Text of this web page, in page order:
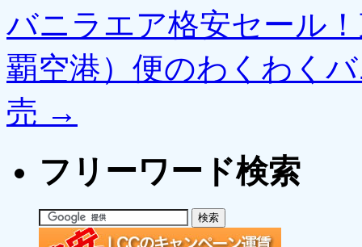
バニラエア格安セール
覇空港）便のわくわく
売 →
フリーワード検索